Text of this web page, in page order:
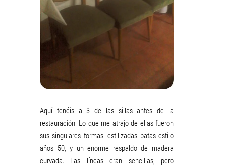
Aquí tenéis a 3 de las sillas antes de la
restauración. Lo que me atrajo de ellas fueron
sus singulares formas: estilizadas patas estilo
años 50, y un enorme respaldo de madera
curvada. Las líneas eran sencillas, pero